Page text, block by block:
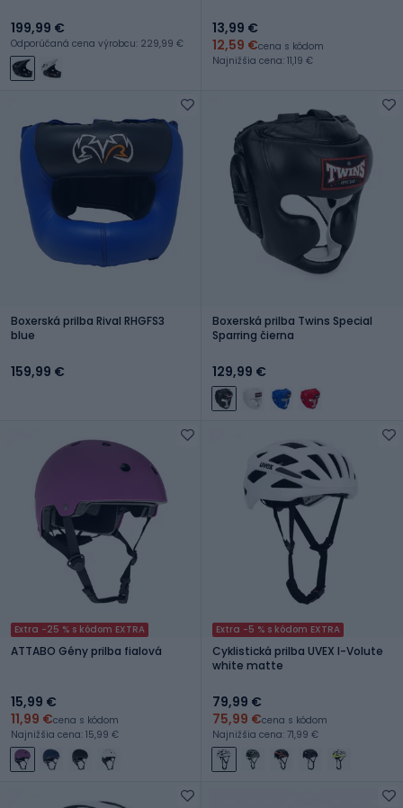
199,99 €
Odporúčaná cena výrobcu: 229,99 €
13,99 €
12,59 €cena s kódom
Najnižšia cena: 11,19 €
Boxerská prilba Rival RHGFS3
blue
159,99 €
Boxerská prilba Twins Special
Sparring čierna
129,99 €
Extra -25 % s kódom EXTRA
ATTABO Gény prilba fialová
15,99 €
11,99 €cena s kódom
Najnižšia cena: 15,99 €
Extra -5 % s kódom EXTRA
Cyklistická prilba UVEX I-Volute
white matte
79,99 €
75,99 €cena s kódom
Najnižšia cena: 71,99 €